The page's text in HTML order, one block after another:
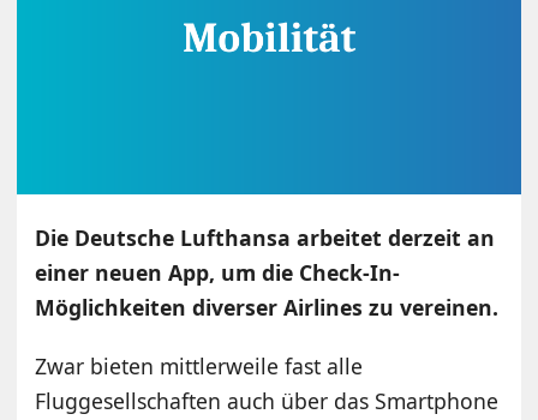
Die Deutsche Lufthansa arbeitet derzeit an
einer neuen App, um die Check-In-
Möglichkeiten diverser Airlines zu vereinen.
Zwar bieten mittlerweile fast alle
Fluggesellschaften auch über das Smartphone